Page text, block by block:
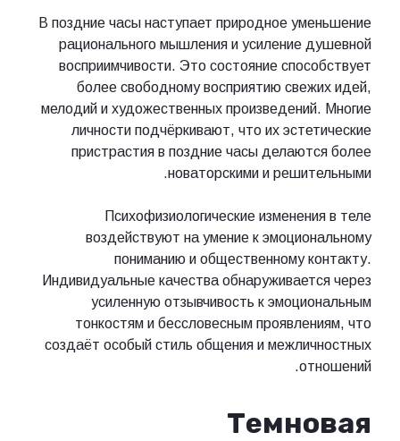
В поздние часы наступает природное уменьшение
рационального мышления и усиление душевной
восприимчивости. Это состояние способствует
более свободному восприятию свежих идей,
мелодий и художественных произведений. Многие
личности подчёркивают, что их эстетические
пристрастия в поздние часы делаются более
новаторскими и решительными.
Психофизиологические изменения в теле
воздействуют на умение к эмоциональному
пониманию и общественному контакту.
Индивидуальные качества обнаруживается через
усиленную отзывчивость к эмоциональным
тонкостям и бессловесным проявлениям, что
создаёт особый стиль общения и межличностных
отношений.
Темновая